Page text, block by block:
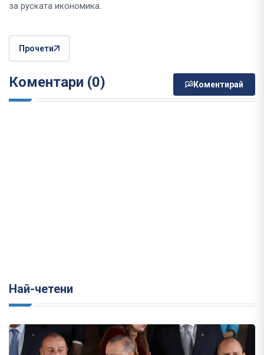
за руската икономика.
Прочети
Коментари (0) Коментирай
Най-четени